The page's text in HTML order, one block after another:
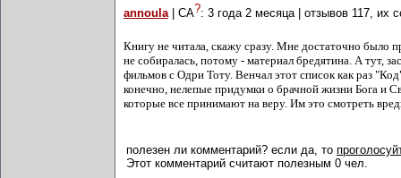
annoula| СА?: 3 года 2 месяца| отзывов 117, их
Книгу не читала, скажу сразу. Мне достаточно было
не собиралась, потому - материал бредятина. А тут,
фильмов с Одри Тоту. Венчал этот список как раз
конечно, нелепые придумки о брачной жизни Бога и
которые все принимают на веру. Им это смотреть
полезен ли комментарий? если да, то
Этот комментарий считают полезным 0 чел.